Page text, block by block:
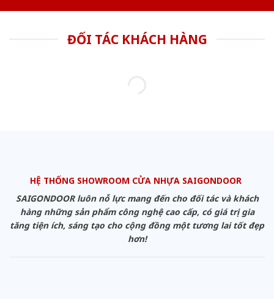
ĐỐI TÁC KHÁCH HÀNG
HỆ THỐNG SHOWROOM CỬA NHỰA SAIGONDOOR
SAIGONDOOR luôn nỗ lực mang đến cho đối tác và khách
hàng những sản phẩm công nghệ cao cấp, có giá trị gia
tăng tiện ích, sáng tạo cho cộng đồng một tương lai tốt đẹp
hơn!